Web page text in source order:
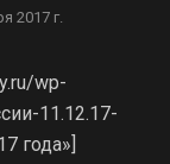
2017 г.
wp-
11.12.17-
года»]